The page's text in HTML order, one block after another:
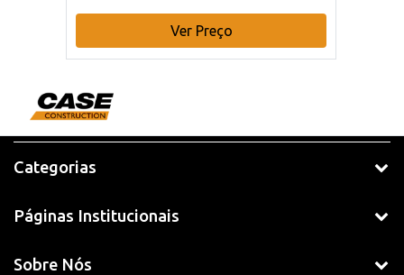
Ver Preço
Categorias
Páginas Institucionais
Sobre Nós